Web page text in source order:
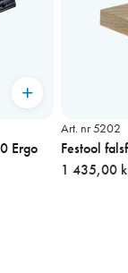
Ergo
Art. nr 5202
Festool
kittoff D 38
1 435,00